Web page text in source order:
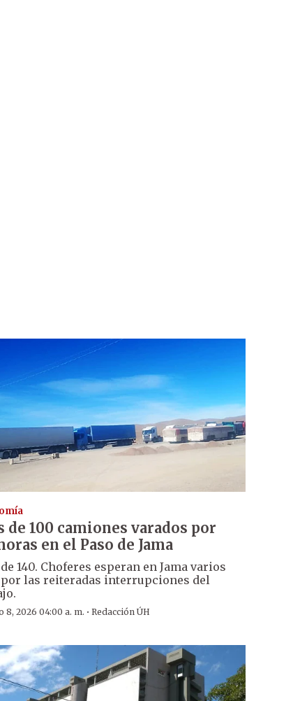
de 100 camiones varados por
en el Paso de Jama
140. Choferes esperan en Jama varios
las reiteradas interrupciones del
8, 2026 04:00 a. m. · Redacción ÚH